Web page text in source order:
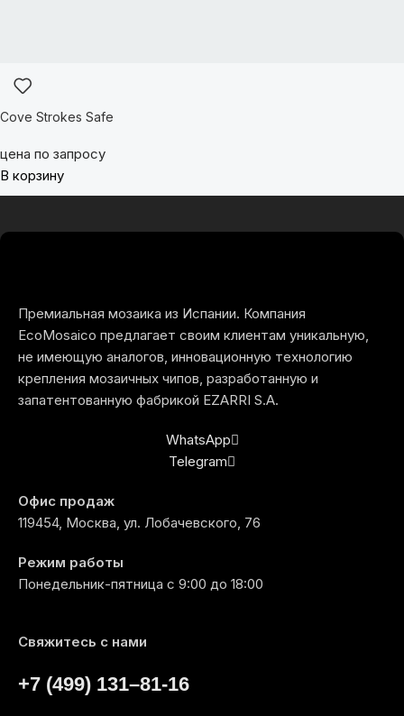
Cove Strokes Safe
цена по запросу
В корзину
Премиальная мозаика из Испании. Компания
EcoMosaico предлагает своим клиентам уникальную,
не имеющую аналогов, инновационную технологию
крепления мозаичных чипов, разработанную и
запатентованную фабрикой EZARRI S.A.
WhatsApp
Telegram
Офис продаж
119454, Москва, ул. Лобачевского, 76
Режим работы
Понедельник-пятница с 9:00 до 18:00
Свяжитесь с нами
+7 (499) 131–81-16